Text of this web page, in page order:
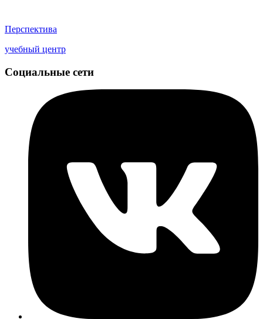
Перспектива
учебный центр
Социальные сети